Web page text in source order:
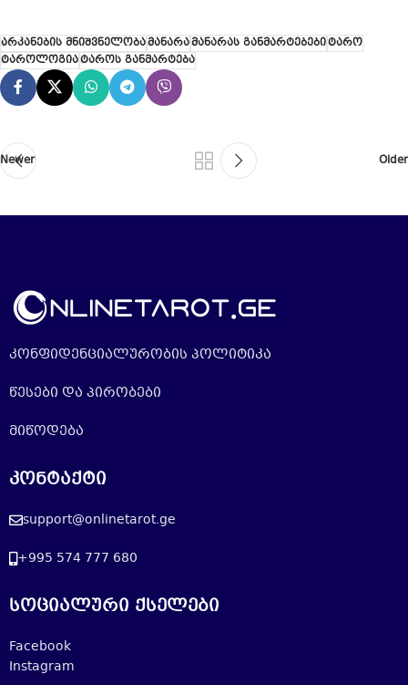
არკანების მნიშვნელობამანარამანარას განმარტებებიტარო
ტაროლოგიატაროს განმარტება
Newer Older
კონფიდენციალურობის პოლიტიკა
წესები და პირობები
მიწოდება
კონტაქტი
support@onlinetarot.ge
+995 574 777 680
სოციალური ქსელები
Facebook
Instagram